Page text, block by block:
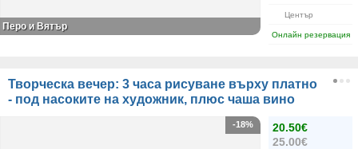
Център
Онлайн резервация
Перо и Вятър
Творческа вечер: 3 часа рисуване върху платно
- под насоките на художник, плюс чаша вино
20.50€
25.00€
-18%